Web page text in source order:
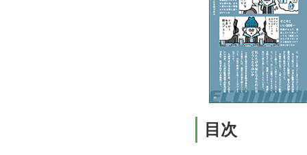
目次